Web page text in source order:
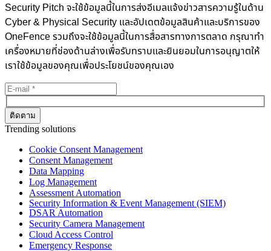
Security Pitch จะใช้ข้อมูลนี้ในการส่งอีเมลแจ้งข่าวสารความรู้ในด้าน
Cyber & Physical Security และอัปเดตข้อมูลสินค้าและบริการของ
OneFence รวมถึงจะใช้ข้อมูลนี้ในการสื่อสารทางการตลาด กรุณาทำ
เครื่องหมายที่ช่องด้านล่างเพื่อรับทราบและยินยอมในการอนุญาตให้
เราใช้ข้อมูลของคุณเพื่อประโยชน์ของคุณเอง
Trending solutions
Cookie Consent Management
Consent Management
Data Mapping
Log Management
Assessment Automation
Security Information & Event Management (SIEM)
DSAR Automation
Security Camera Management
Cloud Access Control
Emergency Response